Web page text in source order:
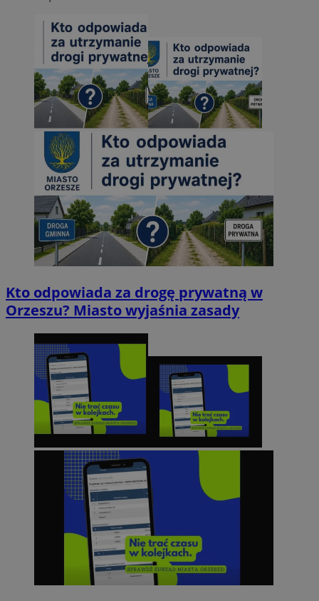
Kto odpowiada za drogę prywatną w
Orzeszu? Miasto wyjaśnia zasady